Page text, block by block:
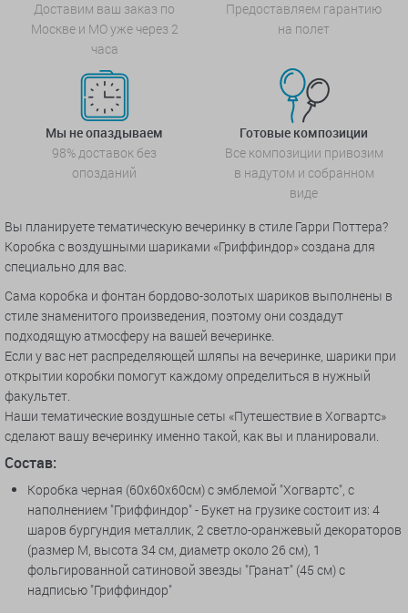
Доставим ваш заказ по
Москве и МО уже через 2
часа
Предоставляем гарантию
на полет
Мы не опаздываем
98% доставок без
опозданий
Готовые композиции
Все композиции привозим
в надутом и собранном
виде
Вы планируете тематическую вечеринку в стиле Гарри Поттера?
Коробка с воздушными шариками «Гриффиндор» создана для
специально для вас.
Сама коробка и фонтан бордово-золотых шариков выполнены в
стиле знаменитого произведения, поэтому они создадут
подходящую атмосферу на вашей вечеринке.
Если у вас нет распределяющей шляпы на вечеринке, шарики при
открытии коробки помогут каждому определиться в нужный
факультет.
Наши тематические воздушные сеты «Путешествие в Хогвартс»
сделают вашу вечеринку именно такой, как вы и планировали.
Состав:
Коробка черная (60х60х60см) с эмблемой "Хогвартс", с
наполнением "Гриффиндор" - Букет на грузике состоит из: 4
шаров бургундия металлик, 2 светло-оранжевый декораторов
(размер М, высота 34 см, диаметр около 26 см), 1
фольгированной сатиновой звезды "Гранат" (45 см) с
надписью "Гриффиндор"